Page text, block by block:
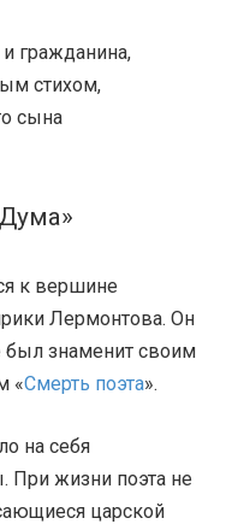
гражданина,
стихом,
сына
к вершине
Лермонтова. Он
был знаменит своим
«Смерть поэта».
на себя
При жизни поэта не
царской